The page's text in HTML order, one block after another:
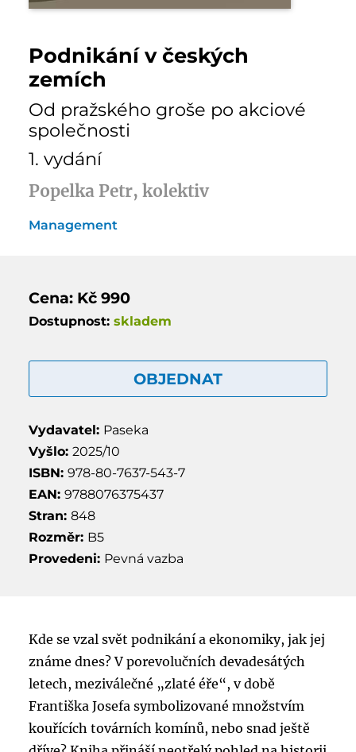
Podnikání v českých
zemích
Od pražského groše po akciové
společnosti
1. vydání
Popelka Petr, kolektiv
Management
Cena: Kč 990
Dostupnost: skladem
OBJEDNAT
Vydavatel: Paseka
Vyšlo: 2025/10
ISBN: 978-80-7637-543-7
EAN: 9788076375437
Stran: 848
Rozměr: B5
Provedeni: Pevná vazba
Kde se vzal svět podnikání a ekonomiky, jak jej
známe dnes? V porevolučních devadesátých
letech, meziválečné „zlaté éře“, v době
Františka Josefa symbolizované množstvím
kouřících továrních komínů, nebo snad ještě